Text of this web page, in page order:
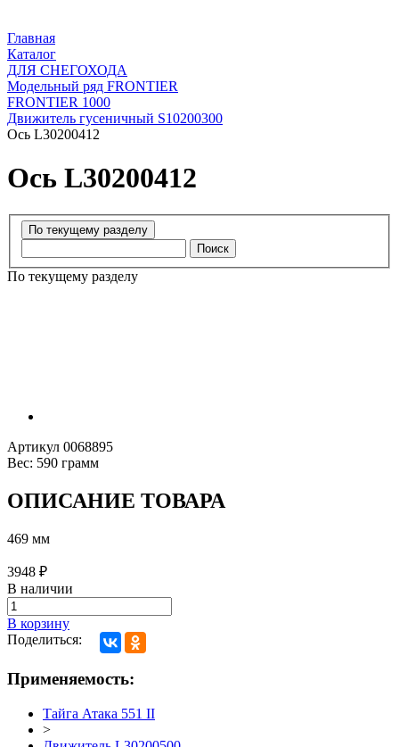
Главная
Каталог
ДЛЯ СНЕГОХОДА
Модельный ряд FRONTIER
FRONTIER 1000
Движитель гусеничный S10200300
Ось L30200412
Ось L30200412
Поиск
По текущему разделу
Артикул 0068895
Вес: 590 грамм
ОПИСАНИЕ ТОВАРА
469 мм
3948 ₽
В наличии
В корзину
Поделиться:
Применяемость:
Тайга Атака 551 II
>